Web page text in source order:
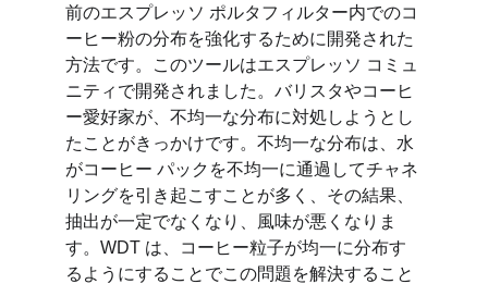
前のエスプレッソ ポルタフィルター内でのコ
ーヒー粉の分布を強化するために開発された
方法です。このツールはエスプレッソ コミュ
ニティで開発されました。バリスタやコーヒ
ー愛好家が、不均一な分布に対処しようとし
たことがきっかけです。不均一な分布は、水
がコーヒー パックを不均一に通過してチャネ
リングを引き起こすことが多く、その結果、
抽出が一定でなくなり、風味が悪くなりま
す。WDT は、コーヒー粒子が均一に分布す
るようにすることでこの問題を解決すること